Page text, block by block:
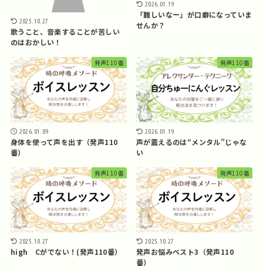
2025.10.27
歌うこと、音楽することが苦しい
のはおかしい！
2026.01.19
「難しいなー」が口癖になっていま
せんか？
発声110番
2026.01.09
身体を使って声を出す（発声110
番）
発声110番
2026.01.19
声が震えるのは“メンタル”じゃな
い
発声110番
2025.10.27
high Cがでない！(発声110番）
発声110番
2025.10.27
発声お悩みベスト3（発声110
番）